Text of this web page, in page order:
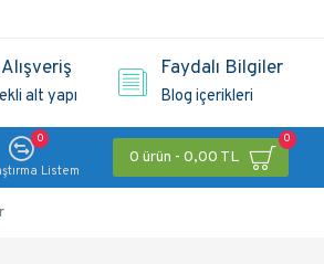
alt yapı
Faydalı Bilgiler
Blog içerikleri
Listem
0
0 ürün - 0,00 TL
0